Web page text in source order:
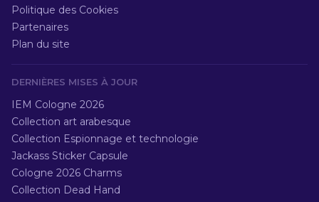
Politique des Cookies
Partenaires
Plan du site
DERNIÈRES MISES À JOUR
IEM Cologne 2026
Collection art arabesque
Collection Espionnage et technologie
Jackass Sticker Capsule
Cologne 2026 Charms
Collection Dead Hand